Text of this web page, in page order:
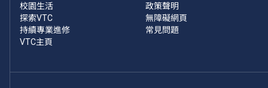
校園生活
探索VTC
持續專業進修
VTC主頁
政策聲明
無障礙網頁
常見問題